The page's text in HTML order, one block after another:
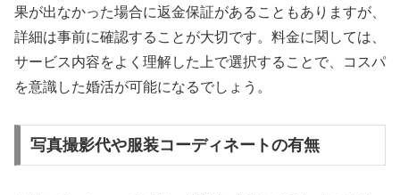
果が出なかった場合に返金保証があることもありますが、
詳細は事前に確認することが大切です。料金に関しては、
サービス内容をよく理解した上で選択することで、コスパ
を意識した婚活が可能になるでしょう。
写真撮影代や服装コーディネートの有無